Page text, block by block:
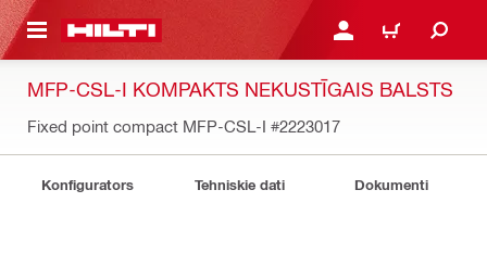
SATURU PIESLĒGTIES VAI
IEPIRKŠANĀS
MFP-CSL-I KOMPAKTS NEKUSTĪGAIS BALSTS
Fixed point compact MFP-CSL-I #2223017
Konfigurators Tehniskie dati Dokumenti